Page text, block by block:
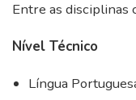
Entre as disciplinas
Nível Técnico
Língua